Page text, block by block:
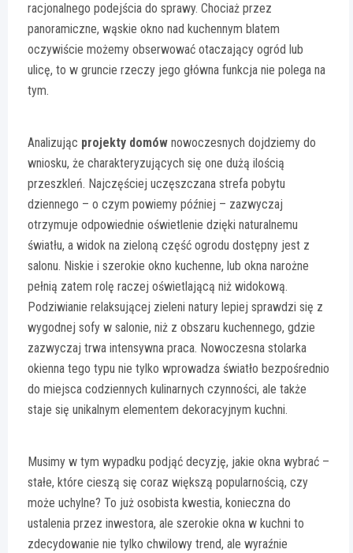
racjonalnego podejścia do sprawy. Chociaż przez
panoramiczne, wąskie okno nad kuchennym blatem
oczywiście możemy obserwować otaczający ogród lub
ulicę, to w gruncie rzeczy jego główna funkcja nie polega na
tym.
Analizując projekty domów nowoczesnych dojdziemy do
wniosku, że charakteryzujących się one dużą ilością
przeszkleń. Najczęściej uczęszczana strefa pobytu
dziennego – o czym powiemy później – zazwyczaj
otrzymuje odpowiednie oświetlenie dzięki naturalnemu
światłu, a widok na zieloną część ogrodu dostępny jest z
salonu. Niskie i szerokie okno kuchenne, lub okna narożne
pełnią zatem rolę raczej oświetlającą niż widokową.
Podziwianie relaksującej zieleni natury lepiej sprawdzi się z
wygodnej sofy w salonie, niż z obszaru kuchennego, gdzie
zazwyczaj trwa intensywna praca. Nowoczesna stolarka
okienna tego typu nie tylko wprowadza światło bezpośrednio
do miejsca codziennych kulinarnych czynności, ale także
staje się unikalnym elementem dekoracyjnym kuchni.
Musimy w tym wypadku podjąć decyzję, jakie okna wybrać –
stałe, które cieszą się coraz większą popularnością, czy
może uchylne? To już osobista kwestia, konieczna do
ustalenia przez inwestora, ale szerokie okna w kuchni to
zdecydowanie nie tylko chwilowy trend, ale wyraźnie